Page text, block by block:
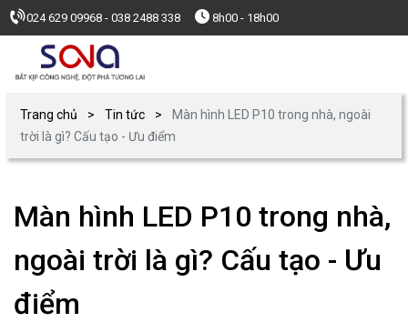
024 629 09968 - 038 2488 338 8h00 - 18h00
Trang chủ Tin tức
Màn hình LED P10 trong nhà, ngoài
trời là gì? Cấu tạo - Ưu điểm
Màn hình LED P10 trong nhà,
ngoài trời là gì? Cấu tạo - Ưu
điểm